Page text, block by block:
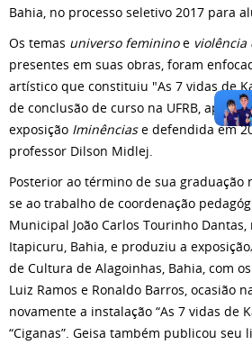
Bahia, no processo seletivo 2017 para
Os temas universo femininoe violência
presentes em suas obras, foram
artístico que constituiu "As 7 vidas de
de conclusão de curso na UFRB,
exposição Iminênciase defendida em
professor Dilson Midlej.
Posterior ao término de sua graduação
se ao trabalho de coordenação
Municipal João Carlos Tourinho
Itapicuru, Bahia, e produziu a exposição
de Cultura de Alagoinhas, Bahia, com
Luiz Ramos e Ronaldo Barros, ocasião
novamente a instalação “As 7 vidas de
“Ciganas”. Geisa também publicou seu